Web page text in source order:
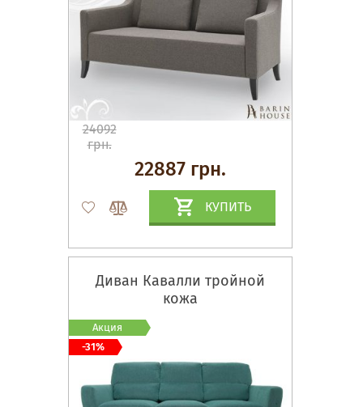
24092
грн.
22887 грн.
КУПИТЬ
Диван Кавалли тройной
кожа
Акция
-31%